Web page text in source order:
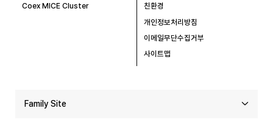
Coex MICE Cluster
친환경
개인정보처리방침
이메일무단수집거부
사이트맵
Family Site